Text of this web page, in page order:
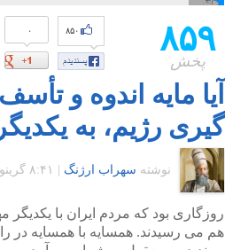
۸۵۹
پخش
۰ ۸۵۰
آیا مایه اندوه و
گیری رژیم، به
نوشته سهراب ارژنگ ۸:۴۱ گرينويچ - شنبه ۹ اردیبهشت ۱۳۹۱
روزگاری بود که مردم ایران با یکدیگر
هم می رسیدند. همسایه با همسایه در